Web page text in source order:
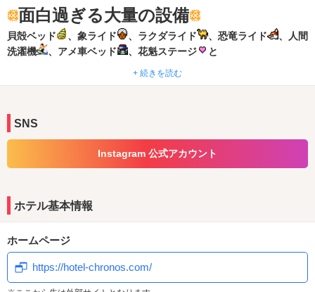
他にもまだまだジャンル別のお部屋や設備がございます！
面白過ぎる大量の設備
貝殻ベッド 、象ライド 、ラクダライド 、恐竜ライド
、人間
洗濯機
、アメ車ベッド 、花魁ステージ
と
様々なテーマのお部屋
殿様
、全面ミラー 、ダイナソー 、地獄 、ハワイアン
など
▼イベント情報▼
今だけの限定ドリンクとデザートが味わえます。
お得な会員様限定イベント開催中！（イベントカレンダー下部に掲載）
+ 続きを読む
SNS
Instagram 公式アカウント
ホテル基本情報
ホームページ
https://hotel-chronos.com/